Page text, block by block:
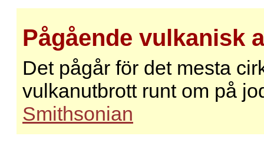
Pågående vulkanisk
Det pågår för det mesta
vulkanutbrott runt om på
Smithsonian